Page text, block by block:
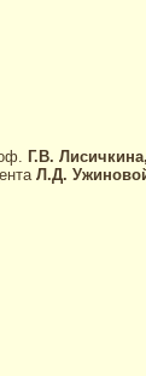
Г.В. Лисичкина,
Л.Д.